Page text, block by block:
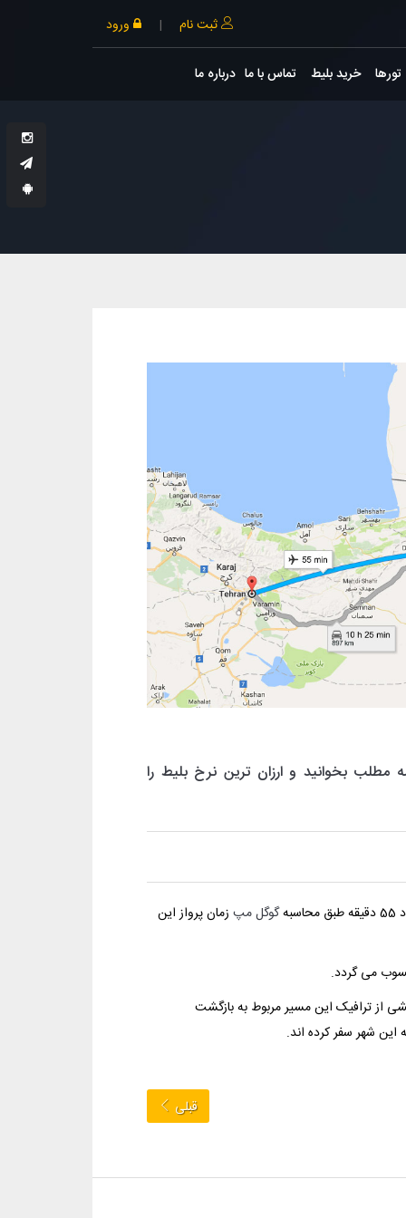
ثبت نام | ورود
تورها خرید بلیط تماس با ما درباره ما
مطلب بخوانید و ارزان ترین نرخ بلیط را
گوگل مپ زمان پرواز این
می گردد.
از ترافیک این مسیر مربوط به بازگشت
این شهر سفر کرده اند.
قبلی